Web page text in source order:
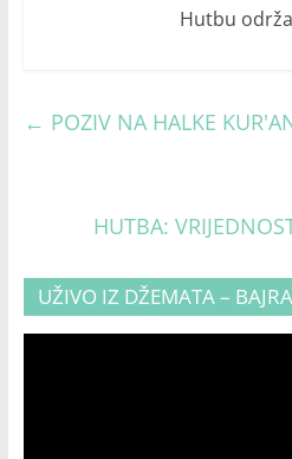
Hutbu
← POZIV NA HALKE
HUTBA:
UŽIVO IZ DŽEMATA –